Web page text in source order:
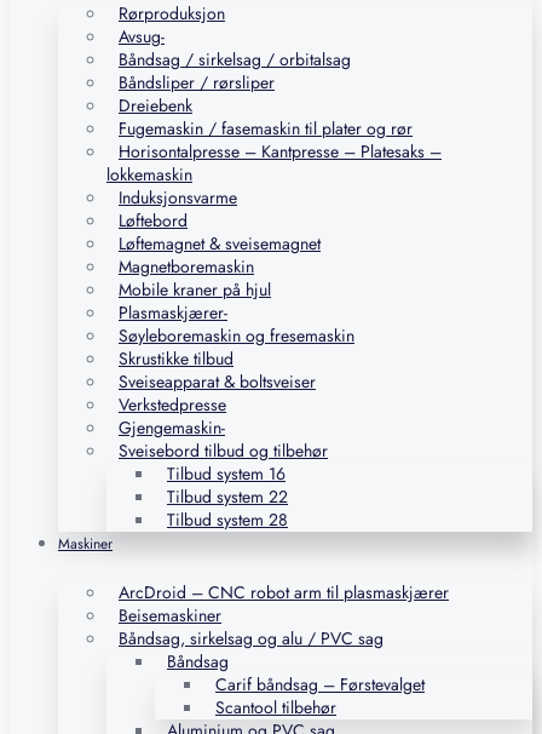
Rørproduksjon
Avsug-
Båndsag / sirkelsag / orbitalsag
Båndsliper / rørsliper
Dreiebenk
Fugemaskin / fasemaskin til plater og rør
Horisontalpresse – Kantpresse – Platesaks –
lokkemaskin
Induksjonsvarme
Løftebord
Løftemagnet & sveisemagnet
Magnetboremaskin
Mobile kraner på hjul
Plasmaskjærer-
Søyleboremaskin og fresemaskin
Skrustikke tilbud
Sveiseapparat & boltsveiser
Verkstedpresse
Gjengemaskin-
Sveisebord tilbud og tilbehør
Tilbud system 16
Tilbud system 22
Tilbud system 28
Maskiner
ArcDroid – CNC robot arm til plasmaskjærer
Beisemaskiner
Båndsag, sirkelsag og alu / PVC sag
Båndsag
Carif båndsag – Førstevalget
Scantool tilbehør